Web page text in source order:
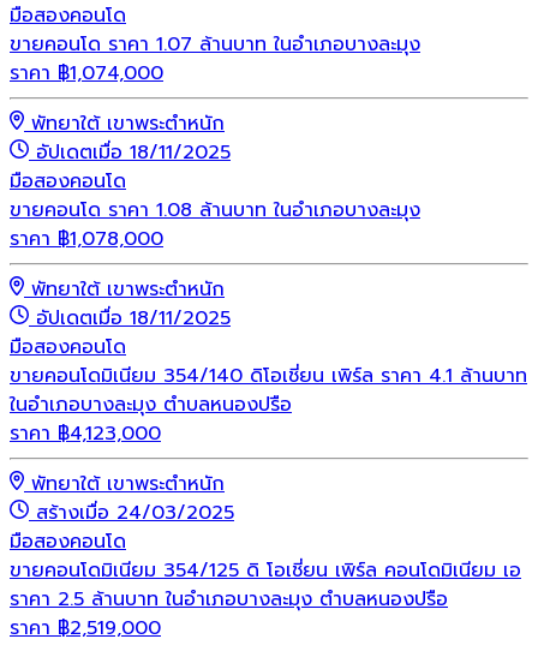
มือสองคอนโด
ขายคอนโด ราคา 1.07 ล้านบาท ในอำเภอบางละมุง
ราคา ฿1,074,000
พัทยาใต้ เขาพระตำหนัก
อัปเดตเมื่อ 18/11/2025
มือสองคอนโด
ขายคอนโด ราคา 1.08 ล้านบาท ในอำเภอบางละมุง
ราคา ฿1,078,000
พัทยาใต้ เขาพระตำหนัก
อัปเดตเมื่อ 18/11/2025
มือสองคอนโด
ขายคอนโดมิเนียม 354/140 ดิโอเชี่ยน เพิร์ล ราคา 4.1 ล้านบาท
ในอำเภอบางละมุง ตำบลหนองปรือ
ราคา ฿4,123,000
พัทยาใต้ เขาพระตำหนัก
สร้างเมื่อ 24/03/2025
มือสองคอนโด
ขายคอนโดมิเนียม 354/125 ดิ โอเชี่ยน เพิร์ล คอนโดมิเนียม เอ
ราคา 2.5 ล้านบาท ในอำเภอบางละมุง ตำบลหนองปรือ
ราคา ฿2,519,000